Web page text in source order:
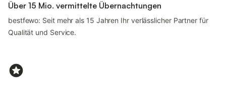
Über 15 Mio. vermittelte Übernachtungen
bestfewo: Seit mehr als 15 Jahren Ihr verlässlicher Partner für
Qualität und Service.